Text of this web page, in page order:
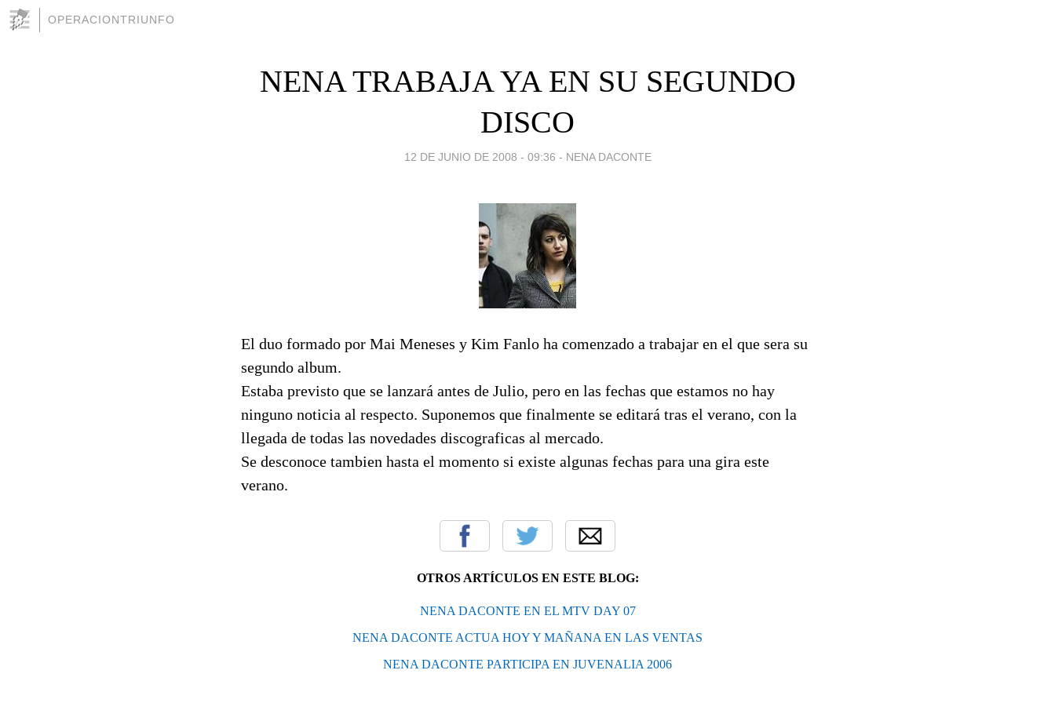
OPERACIONTRIUNFO
NENA TRABAJA YA EN SU SEGUNDO
DISCO
12 DE JUNIO DE 2008 - 09:36 - NENA DACONTE
El duo formado por Mai Meneses y Kim Fanlo ha comenzado a trabajar en el que sera su
segundo album.
Estaba previsto que se lanzará antes de Julio, pero en las fechas que estamos no hay
ninguno noticia al respecto. Suponemos que finalmente se editará tras el verano, con la
llegada de todas las novedades discograficas al mercado.
Se desconoce tambien hasta el momento si existe algunas fechas para una gira este
verano.
OTROS ARTÍCULOS EN ESTE BLOG:
NENA DACONTE EN EL MTV DAY 07
NENA DACONTE ACTUA HOY Y MAÑANA EN LAS VENTAS
NENA DACONTE PARTICIPA EN JUVENALIA 2006